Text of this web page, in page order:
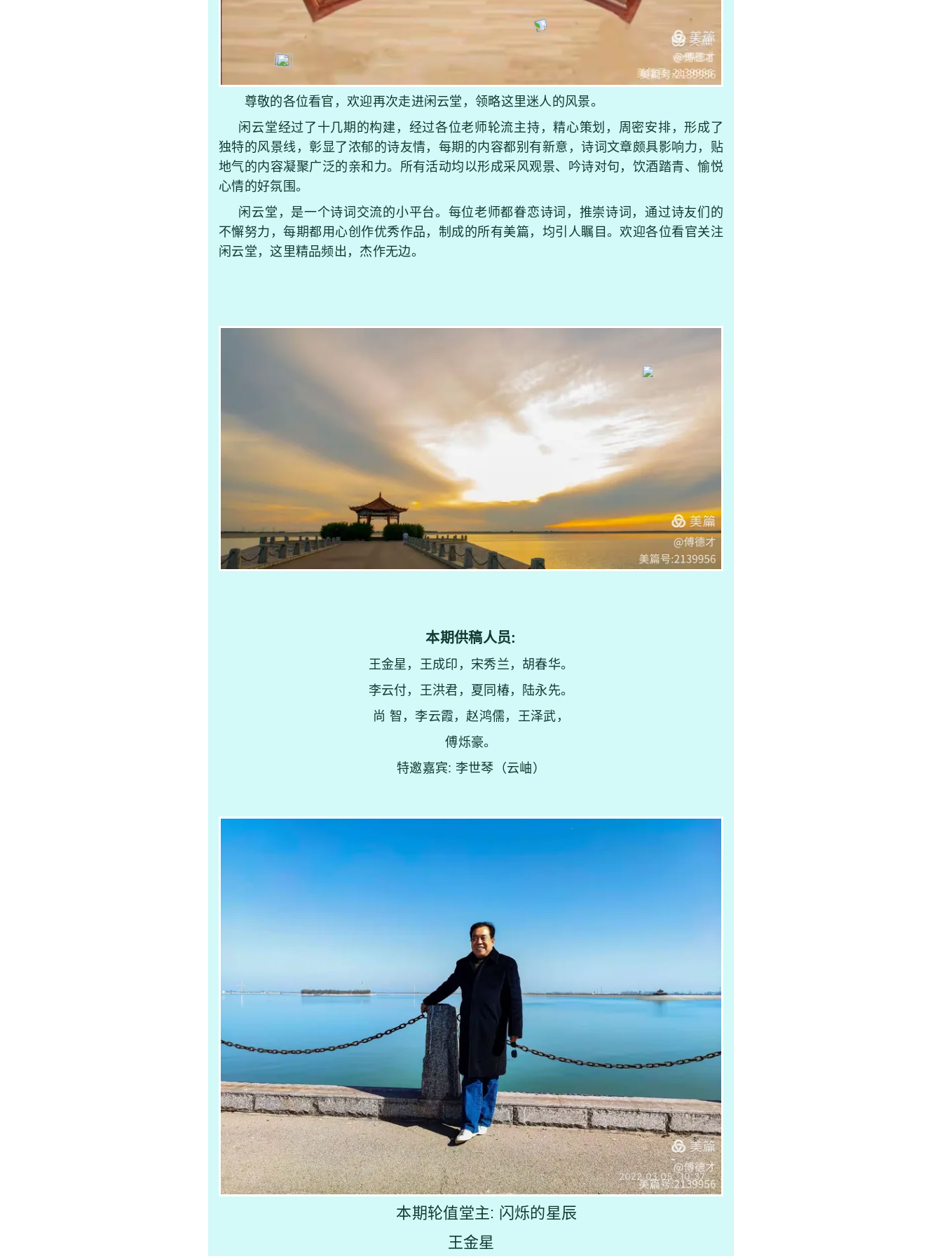
尊敬的各位看官，欢迎再次走进闲云堂，领略这里迷人的风景。
闲云堂经过了十几期的构建，经过各位老师轮流主持，精心策划，周密安排，形成了
独特的风景线，彰显了浓郁的诗友情，每期的内容都别有新意，诗词文章颇具影响力，贴
地气的内容凝聚广泛的亲和力。所有活动均以形成采风观景、吟诗对句，饮酒踏青、愉悦
心情的好氛围。
闲云堂，是一个诗词交流的小平台。每位老师都眷恋诗词，推崇诗词，通过诗友们的
不懈努力，每期都用心创作优秀作品，制成的所有美篇，均引人瞩目。欢迎各位看官关注
闲云堂，这里精品频出，杰作无边。
本期供稿人员:
王金星，王成印，宋秀兰，胡春华。
李云付，王洪君，夏同椿，陆永先。
尚 智，李云霞，赵鸿儒，王泽武，
傅烁豪。
特邀嘉宾: 李世琴（云岫）
本期轮值堂主: 闪烁的星辰
王金星